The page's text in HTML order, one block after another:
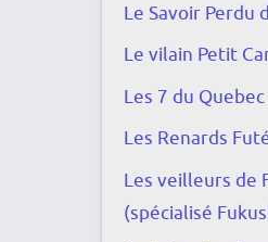
Le Savoir Perdu
Le vilain Petit
Les 7 du Quebec
Les Renards
Les veilleurs de
(spécialisé